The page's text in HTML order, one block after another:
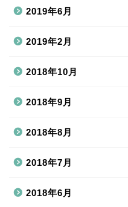
2019年6月
2019年2月
2018年10月
2018年9月
2018年8月
2018年7月
2018年6月